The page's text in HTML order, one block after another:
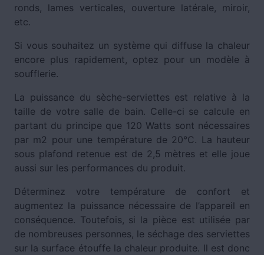
ronds, lames verticales, ouverture latérale, miroir,
etc.
Si vous souhaitez un système qui diffuse la chaleur
encore plus rapidement, optez pour un modèle à
soufflerie.
La puissance du sèche-serviettes est relative à la
taille de votre salle de bain. Celle-ci se calcule en
partant du principe que 120 Watts sont nécessaires
par m2 pour une température de 20°C. La hauteur
sous plafond retenue est de 2,5 mètres et elle joue
aussi sur les performances du produit.
Déterminez votre température de confort et
augmentez la puissance nécessaire de l’appareil en
conséquence. Toutefois, si la pièce est utilisée par
de nombreuses personnes, le séchage des serviettes
sur la surface étouffe la chaleur produite. Il est donc